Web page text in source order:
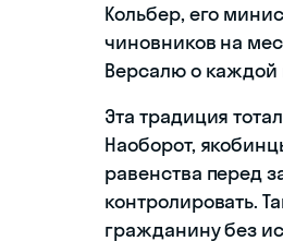
Кольбер, его
чиновников на
Версалю о каждой
Эта традиция
Наоборот,
равенства перед
контролировать.
гражданину без